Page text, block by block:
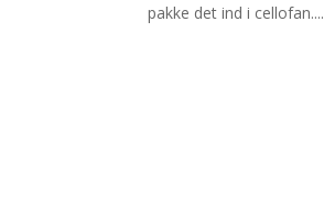
pakke det ind i cellofan....